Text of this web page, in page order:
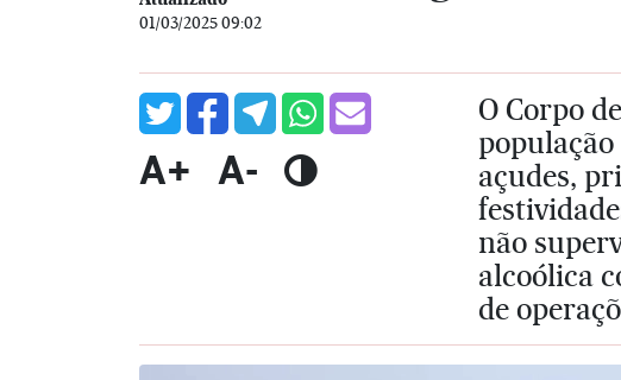
01/03/2025 09:02
A+ A-
O Corpo
açudes,
não
alcoólica
de